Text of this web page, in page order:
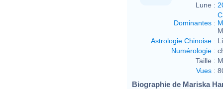
Lune :
Dominantes :
Astrologie Chinoise :
Numérologie :
Taille :
Vues :
Biographie de Mariska